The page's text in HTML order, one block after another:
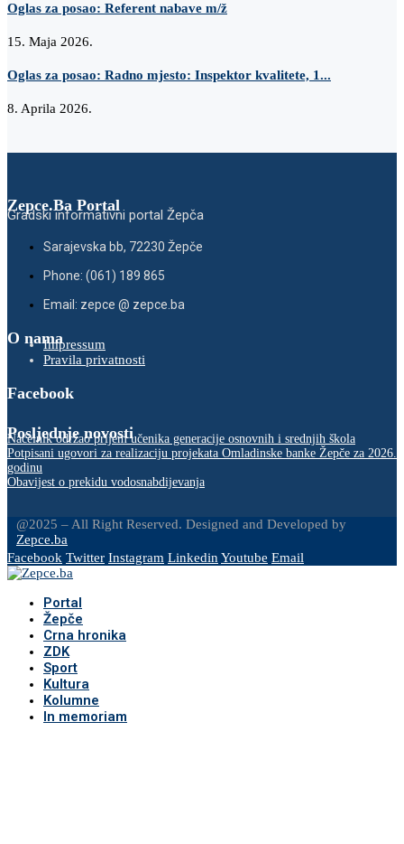
Oglas za posao: Referent nabave m/ž
15. Maja 2026.
Oglas za posao: Radno mjesto: Inspektor kvalitete, 1...
8. Aprila 2026.
Zepce.Ba Portal
Gradski informativni portal Žepča
Sarajevska bb, 72230 Žepče
Phone: (061) 189 865
Email: zepce @ zepce.ba
O namaImpressum
Pravila privatnosti
Facebook
Posljednje novosti
Načelnik održao prijem učenika generacije osnovnih i srednjih škola
Potpisani ugovori za realizaciju projekata Omladinske banke Žepče za 2026.
godinu
Obavijest o prekidu vodosnabdijevanja
@2025 – All Right Reserved. Designed and Developed by
Zepce.ba
Facebook Twitter Instagram LinkedinYoutube Email
Portal
Žepče
Crna hronika
ZDK
Sport
Kultura
Kolumne
In memoriam